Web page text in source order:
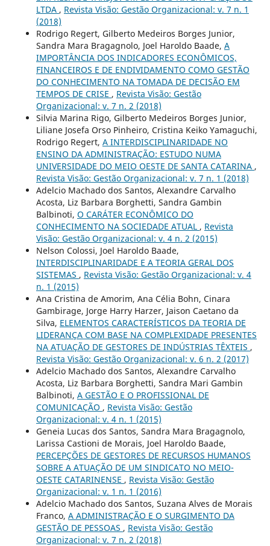
LTDA , Revista Visão: Gestão Organizacional: v. 7 n. 1
(2018)
Rodrigo Regert, Gilberto Medeiros Borges Junior,
Sandra Mara Bragagnolo, Joel Haroldo Baade, A
IMPORTÂNCIA DOS INDICADORES ECONÔMICOS,
FINANCEIROS E DE ENDIVIDAMENTO COMO GESTÃO
DO CONHECIMENTO NA TOMADA DE DECISÃO EM
TEMPOS DE CRISE , Revista Visão: Gestão
Organizacional: v. 7 n. 2 (2018)
Silvia Marina Rigo, Gilberto Medeiros Borges Junior,
Liliane Josefa Orso Pinheiro, Cristina Keiko Yamaguchi,
Rodrigo Regert, A INTERDISCIPLINARIDADE NO
ENSINO DA ADMINISTRAÇÃO: ESTUDO NUMA
UNIVERSIDADE DO MEIO OESTE DE SANTA CATARINA ,
Revista Visão: Gestão Organizacional: v. 7 n. 1 (2018)
Adelcio Machado dos Santos, Alexandre Carvalho
Acosta, Liz Barbara Borghetti, Sandra Gambin
Balbinoti, O CARÁTER ECONÔMICO DO
CONHECIMENTO NA SOCIEDADE ATUAL , Revista
Visão: Gestão Organizacional: v. 4 n. 2 (2015)
Nelson Colossi, Joel Haroldo Baade,
INTERDISCIPLINARIDADE E A TEORIA GERAL DOS
SISTEMAS , Revista Visão: Gestão Organizacional: v. 4
n. 1 (2015)
Ana Cristina de Amorim, Ana Célia Bohn, Cinara
Gambirage, Jorge Harry Harzer, Jaison Caetano da
Silva, ELEMENTOS CARACTERÍSTICOS DA TEORIA DE
LIDERANÇA COM BASE NA COMPLEXIDADE PRESENTES
NA ATUAÇÃO DE GESTORES DE INDÚSTRIAS TÊXTEIS ,
Revista Visão: Gestão Organizacional: v. 6 n. 2 (2017)
Adelcio Machado dos Santos, Alexandre Carvalho
Acosta, Liz Barbara Borghetti, Sandra Mari Gambin
Balbinoti, A GESTÃO E O PROFISSIONAL DE
COMUNICAÇÃO , Revista Visão: Gestão
Organizacional: v. 4 n. 1 (2015)
Geneia Lucas dos Santos, Sandra Mara Bragagnolo,
Larissa Castioni de Morais, Joel Haroldo Baade,
PERCEPÇÕES DE GESTORES DE RECURSOS HUMANOS
SOBRE A ATUAÇÃO DE UM SINDICATO NO MEIO-
OESTE CATARINENSE , Revista Visão: Gestão
Organizacional: v. 1 n. 1 (2016)
Adelcio Machado dos Santos, Suzana Alves de Morais
Franco, A ADMINISTRAÇÃO E O SURGIMENTO DA
GESTÃO DE PESSOAS , Revista Visão: Gestão
Organizacional: v. 7 n. 2 (2018)